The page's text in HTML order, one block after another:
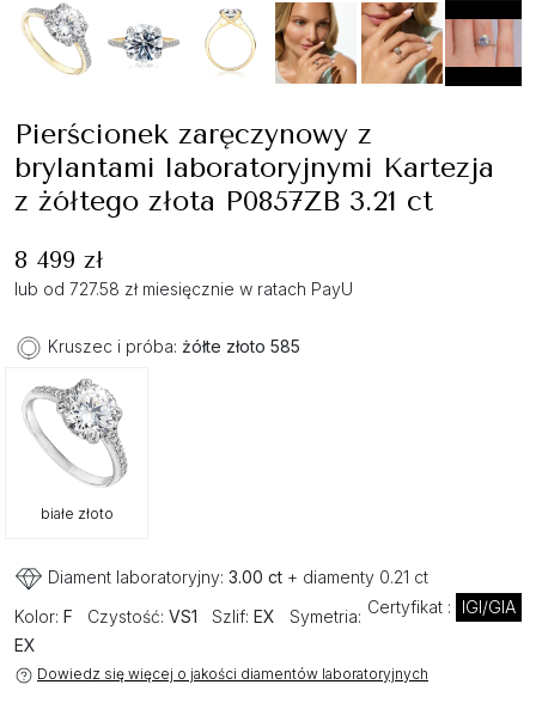
Pierścionek zaręczynowy z
brylantami laboratoryjnymi Kartezja
z żółtego złota P0857ZB 3.21 ct
8 499 zł
lub od 727.58 zł miesięcznie w ratach PayU
Kruszec i próba: żółte złoto 585
białe złoto
Diament laboratoryjny: 3.00 ct + diamenty 0.21 ct
Certyfikat :
IGI/GIA
Kolor: F Czystość: VS1 Szlif: EX
Symetria:
EX
Dowiedz się więcej o jakości diamentów laboratoryjnych